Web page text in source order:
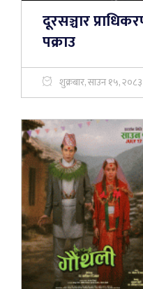
दूरसञ्चार
पक्राउ
शुक्रबार, साउन १५, २०८३